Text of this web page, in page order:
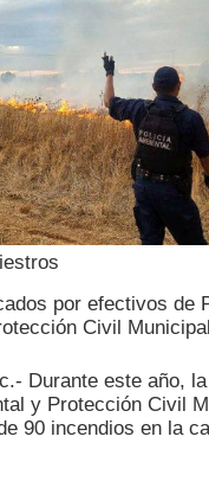
por efectivos de
Civil Municipal
Durante este año,
y Protección Civil
90 incendios en la